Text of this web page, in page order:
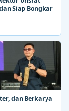
Siap Bongkar
dan Berkarya